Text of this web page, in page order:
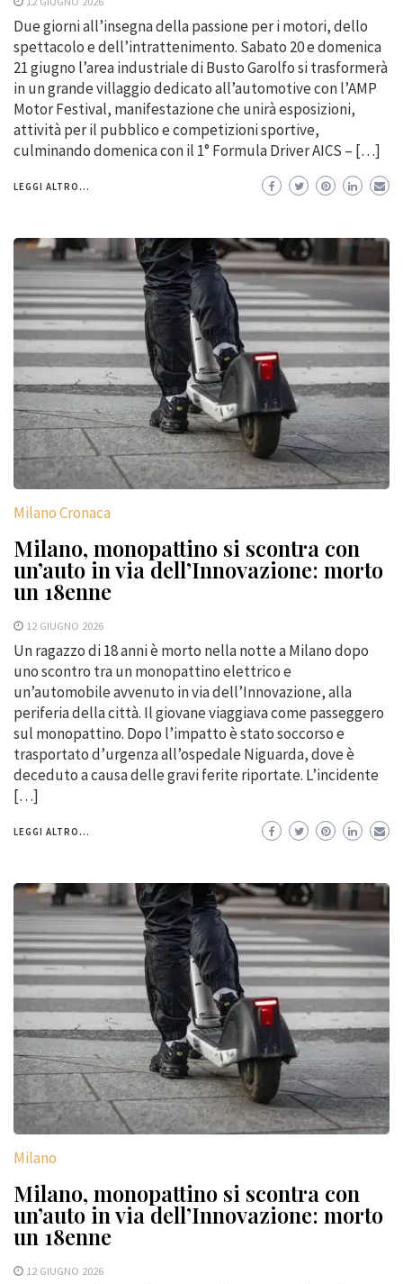
Due giorni all’insegna della passione per i motori, dello
spettacolo e dell’intrattenimento. Sabato 20 e domenica
21 giugno l’area industriale di Busto Garolfo si trasformerà
in un grande villaggio dedicato all’automotive con l’AMP
Motor Festival, manifestazione che unirà esposizioni,
attività per il pubblico e competizioni sportive,
culminando domenica con il 1° Formula Driver AICS – […]
LEGGI ALTRO...
Milano Cronaca
Milano, monopattino si scontra con
un’auto in via dell’Innovazione: morto
un 18enne
12 GIUGNO 2026
Un ragazzo di 18 anni è morto nella notte a Milano dopo
uno scontro tra un monopattino elettrico e
un’automobile avvenuto in via dell’Innovazione, alla
periferia della città. Il giovane viaggiava come passeggero
sul monopattino. Dopo l’impatto è stato soccorso e
trasportato d’urgenza all’ospedale Niguarda, dove è
deceduto a causa delle gravi ferite riportate. L’incidente
[…]
LEGGI ALTRO...
Milano
Milano, monopattino si scontra con
un’auto in via dell’Innovazione: morto
un 18enne
12 GIUGNO 2026